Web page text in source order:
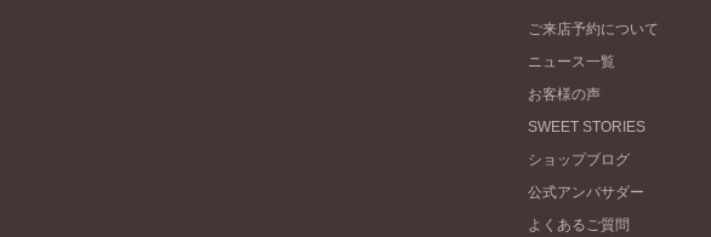
ご来店予約について
ニュース一覧
お客様の声
SWEET STORIES
ショップブログ
公式アンバサダー
よくあるご質問